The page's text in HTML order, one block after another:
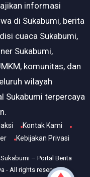
informasi
di Sukabumi, berita
cuaca Sukabumi,
Sukabumi,
komunitas, dan
wilayah
Sukabumi terpercaya
Kontak Kami
Kebijakan Privasi
– Portal Berita
- All rights reserved.